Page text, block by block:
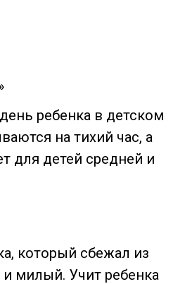
ребенка в детском
на тихий час, а
для детей средней и
который сбежал из
и милый. Учит ребенка